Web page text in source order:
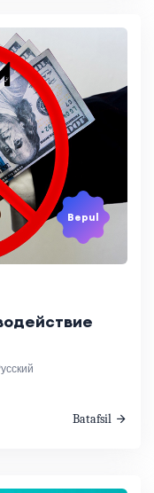
Bepul
Batafsil